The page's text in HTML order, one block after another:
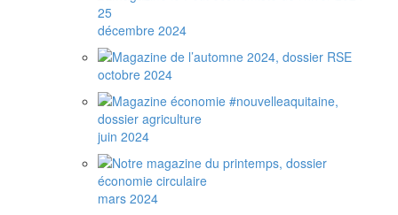
décembre 2024
octobre 2024
juin 2024
mars 2024